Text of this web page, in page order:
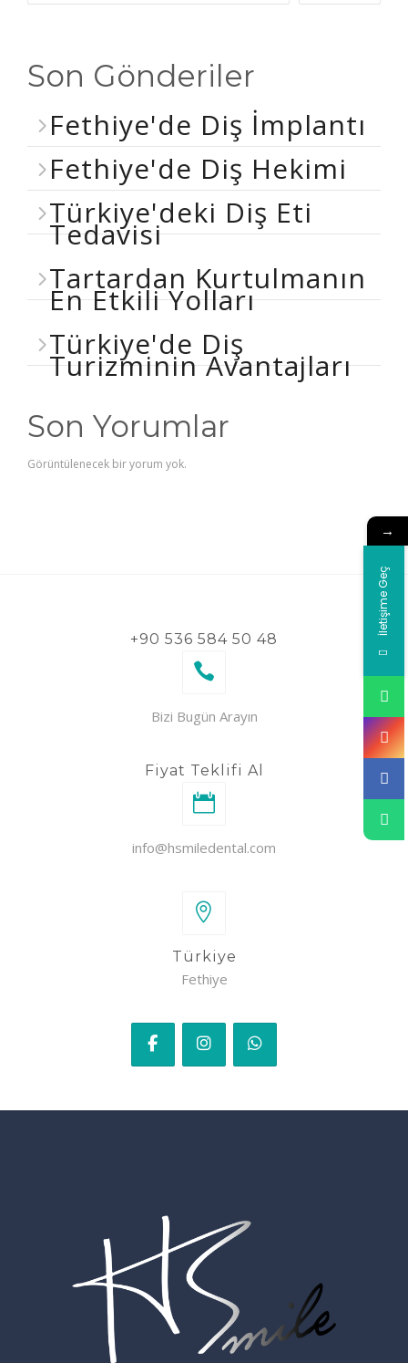
Son Gönderiler
Fethiye'de Diş İmplantı
Fethiye'de Diş Hekimi
Türkiye'deki Diş Eti
Tedavisi
Tartardan Kurtulmanın
En Etkili Yolları
Türkiye'de Diş
Turizminin Avantajları
Son Yorumlar
Görüntülenecek bir yorum yok.
+90 536 584 50 48
Bizi Bugün Arayın
Fiyat Teklifi Al
info@hsmiledental.com
Türkiye
Fethiye
→
İletişime Geç